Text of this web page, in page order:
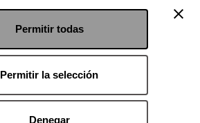
Permitir todas
Permitir la selección
Denegar